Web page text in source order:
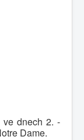
ve dnech 2. -
Dame.